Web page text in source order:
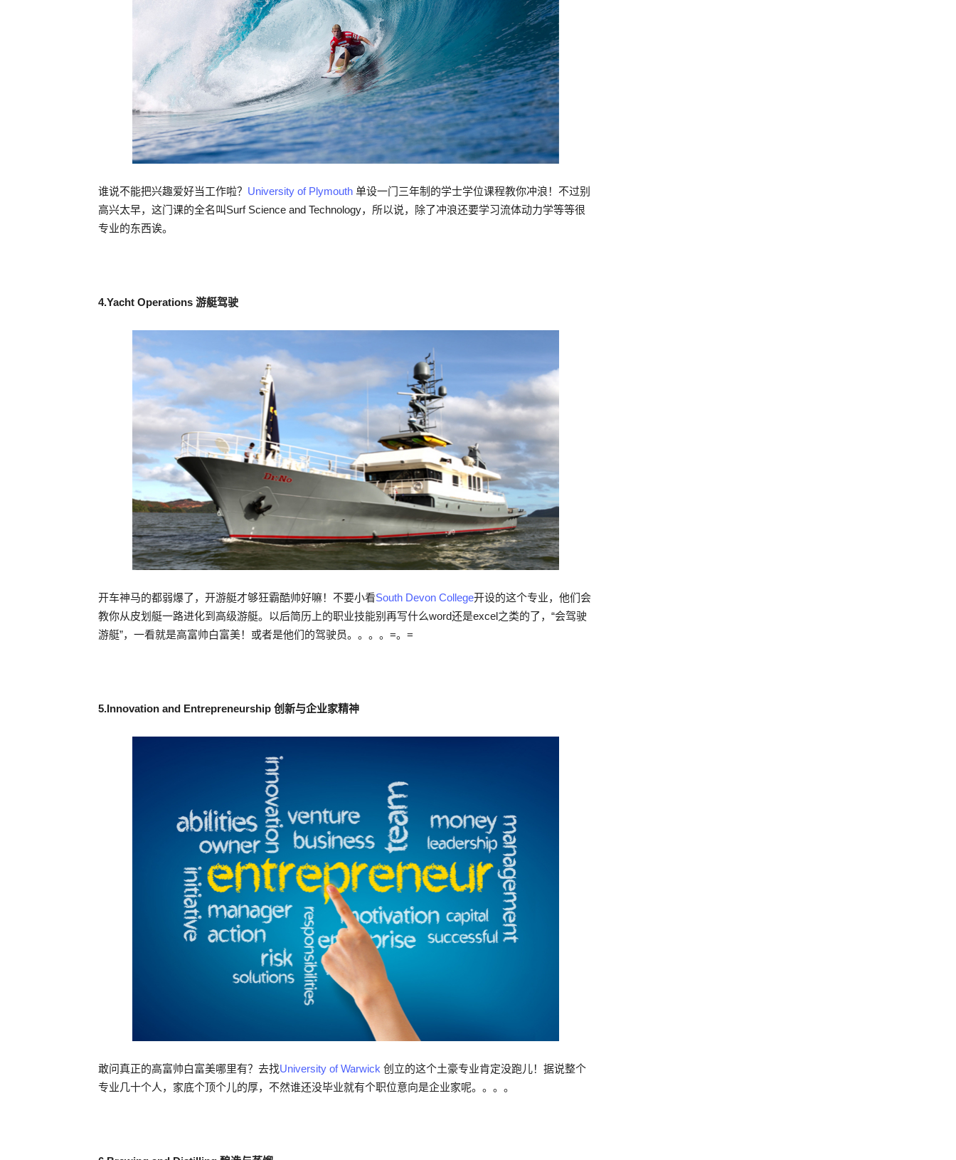
谁说不能把兴趣爱好当工作啦？ University of Plymouth 单设一门三年制的学士学位课程教你冲浪！不过别
高兴太早，这门课的全名叫Surf Science and Technology，所以说，除了冲浪还要学习流体动力学等等很
专业的东西诶。
4.Yacht Operations 游艇驾驶
开车神马的都弱爆了，开游艇才够狂霸酷帅好嘛！不要小看South Devon College开设的这个专业，他们会
教你从皮划艇一路进化到高级游艇。以后简历上的职业技能别再写什么word还是excel之类的了，“会驾驶
游艇”，一看就是高富帅白富美！或者是他们的驾驶员。。。。=。=
5.Innovation and Entrepreneurship 创新与企业家精神
敢问真正的高富帅白富美哪里有？去找University of Warwick 创立的这个土豪专业肯定没跑儿！据说整个
专业几十个人，家底个顶个儿的厚，不然谁还没毕业就有个职位意向是企业家呢。。。。